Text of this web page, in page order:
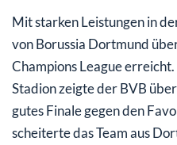
Mit starken Leistungen in
von Borussia Dortmund
Champions League
Stadion zeigte der BVB
gutes Finale gegen den
scheiterte das Team aus